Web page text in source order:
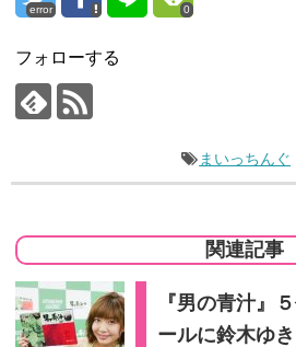
error 0
フォローする
まいっちんぐ
関連記事
『男の青汁』
ールに鈴木ゆ